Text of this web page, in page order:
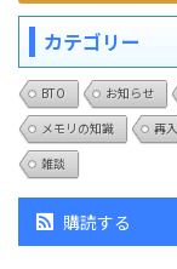
カテゴリー
BTO お知らせ
メモリの知識
再
雑談
購読する